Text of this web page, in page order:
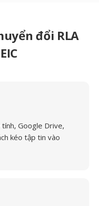
đổi RLA
Google Drive,
kéo tập tin vào